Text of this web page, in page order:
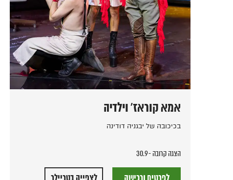
אמא קוראז' וילדיה
בכיכובה של יבגניה דודינה
הצגה קרובה - 30.9